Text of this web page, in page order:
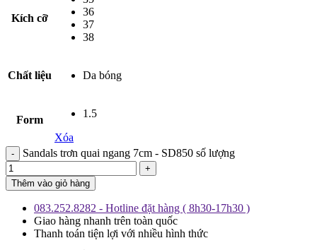
Kích cỡ
36
37
38
Chất liệu Da bóng
Form
1.5
Xóa
Sandals trơn quai ngang 7cm - SD850 số lượng
Thêm vào giỏ hàng
083.252.8282 - Hotline đặt hàng ( 8h30-17h30 )
Giao hàng nhanh trên toàn quốc
Thanh toán tiện lợi với nhiều hình thức